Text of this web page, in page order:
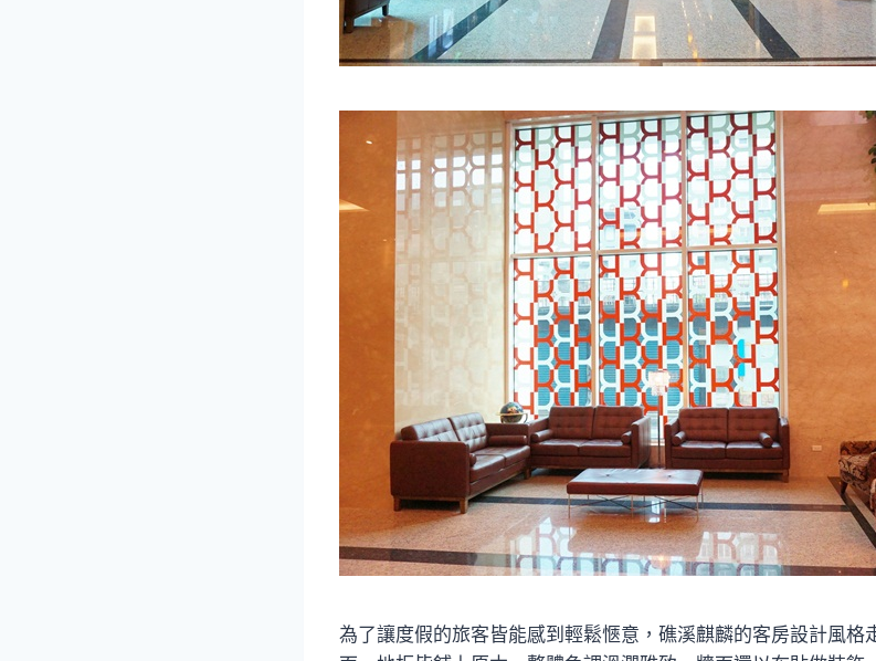
為了讓度假的旅客皆能感到輕鬆愜意，礁溪麒麟的客房設計風格